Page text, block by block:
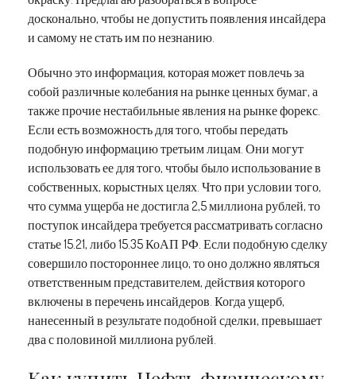
досконально, чтобы не допустить появления инсайдера
и самому не стать им по незнанию.
Обычно это информация, которая может повлечь за
собой различные колебания на рынке ценных бумаг, а
также прочие нестабильные явления на рынке форекс.
Если есть возможность для того, чтобы передать
подобную информацию третьим лицам. Они могут
использовать ее для того, чтобы было использование в
собственных, корыстных целях. Что при условии того,
что сумма ущерба не достигла 2,5 миллиона рублей, то
поступок инсайдера требуется рассматривать согласно
статье 15.21, либо 15.35 КоАП РФ. Если подобную сделку
совершило постороннее лицо, то оно должно являться
ответственным представителем, действия которого
включены в перечень инсайдеров. Когда ущерб,
нанесенный в результате подобной сделки, превышает
два с половиной миллиона рублей.